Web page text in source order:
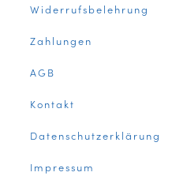
Widerrufsbelehrung
Zahlungen
AGB
Kontakt
Datenschutzerklärung
Impressum